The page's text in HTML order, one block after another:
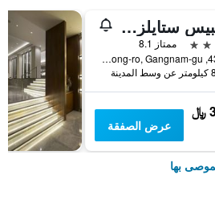
إيبيس ستايلز أمباسادور سيول غانغنام
ممتاز 8.1
431, Samseong-ro, Gangnam-gu, سيول, كوريا الجنوبية
عرض الصفقة
بها